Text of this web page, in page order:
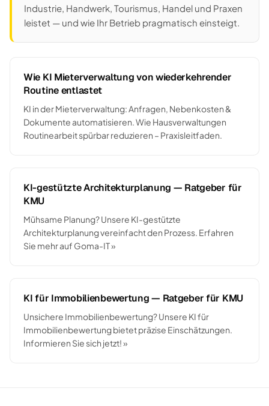
Industrie, Handwerk, Tourismus, Handel und Praxen
leistet — und wie Ihr Betrieb pragmatisch einsteigt.
Wie KI Mieterverwaltung von wiederkehrender
Routine entlastet
KI in der Mieterverwaltung: Anfragen, Nebenkosten &
Dokumente automatisieren. Wie Hausverwaltungen
Routinearbeit spürbar reduzieren – Praxisleitfaden.
KI-gestützte Architekturplanung — Ratgeber für
KMU
Mühsame Planung? Unsere KI-gestützte
Architekturplanung vereinfacht den Prozess. Erfahren
Sie mehr auf Goma-IT »
KI für Immobilienbewertung — Ratgeber für KMU
Unsichere Immobilienbewertung? Unsere KI für
Immobilienbewertung bietet präzise Einschätzungen.
Informieren Sie sich jetzt! »